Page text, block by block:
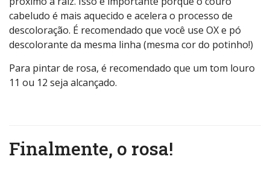
cabeludo é mais aquecido e acelera o processo de
descoloração. É recomendado que você use OX e pó
descolorante da mesma linha (mesma cor do potinho!)
Para pintar de rosa, é recomendado que um tom louro
11 ou 12 seja alcançado.
Finalmente, o rosa!